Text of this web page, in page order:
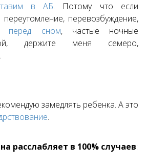
в АБ. Потому что если
переутомление, перевозбуждение,
перед сном, частые ночные
ой, держите меня семеро,
замедлять ребенка. А это
.
расслабляет в 100% случаев: